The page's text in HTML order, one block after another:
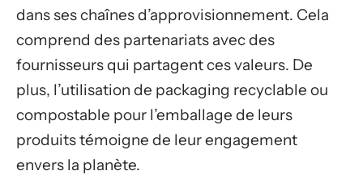
dans ses chaînes d’approvisionnement. Cela
comprend des partenariats avec des
fournisseurs qui partagent ces valeurs. De
plus, l’utilisation de packaging recyclable ou
compostable pour l’emballage de leurs
produits témoigne de leur engagement
envers la planète.